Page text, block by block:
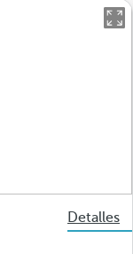
Detalles